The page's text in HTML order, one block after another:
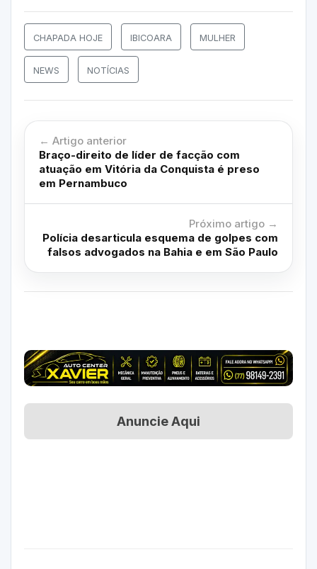
CHAPADA HOJE IBICOARA MULHER
NEWS NOTÍCIAS
← Artigo anterior
Braço-direito de líder de facção com
atuação em Vitória da Conquista é preso
em Pernambuco
Próximo artigo →
Polícia desarticula esquema de golpes com
falsos advogados na Bahia e em São Paulo
Anuncie Aqui